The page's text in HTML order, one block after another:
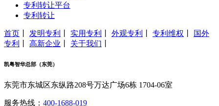
专利转让平台
专利转让
首页 发明专利 实用专利 外观专利 专利维权
国外
专利
高新企业 关于我们
凯粤智华总部（东莞）
东莞市东城区东纵路208号万达广场6栋 1704-06室
服务热线： 400-1688-019